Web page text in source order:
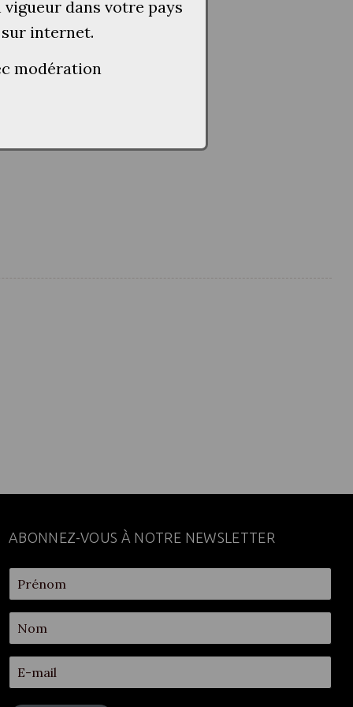
ABONNEZ-VOUS À NOTRE NEWSLETTER
dans votre pays
internet.
modération